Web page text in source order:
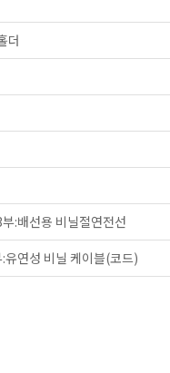
더
:배선용 비닐절연전선
연성 비닐 케이블(코드)